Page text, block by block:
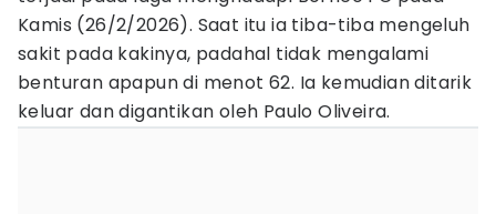
Kamis (26/2/2026). Saat itu ia tiba-tiba mengeluh
sakit pada kakinya, padahal tidak mengalami
benturan apapun di menot 62. Ia kemudian ditarik
keluar dan digantikan oleh Paulo Oliveira.